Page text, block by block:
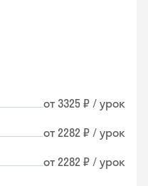
от 3325 ₽ / урок
от 2282 ₽ / урок
от 2282 ₽ / урок